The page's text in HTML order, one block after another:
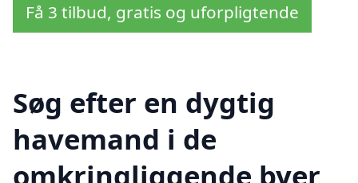
Få 3 tilbud, gratis og uforpligtende
Søg efter en dygtig
havemand i de
omkringliggende byer